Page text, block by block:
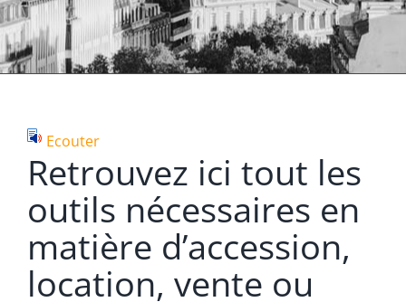
Ecouter
Retrouvez ici tout les
outils nécessaires en
matière d’accession,
location, vente ou